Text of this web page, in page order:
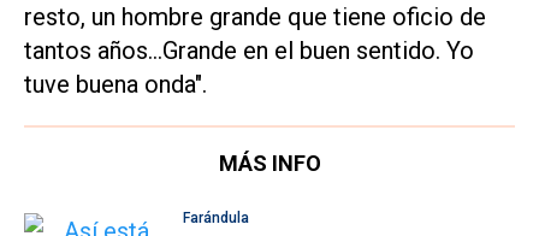
resto, un hombre grande que tiene oficio de
tantos años...Grande en el buen sentido. Yo
tuve buena onda".
MÁS INFO
Farándula